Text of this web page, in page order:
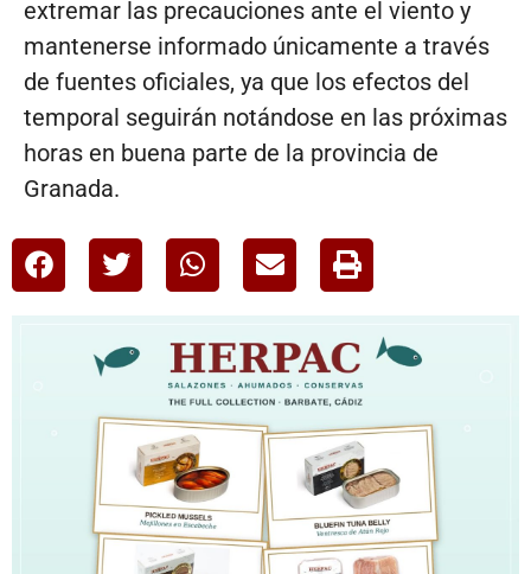
extremar las precauciones ante el viento y
mantenerse informado únicamente a través
de fuentes oficiales, ya que los efectos del
temporal seguirán notándose en las próximas
horas en buena parte de la provincia de
Granada.